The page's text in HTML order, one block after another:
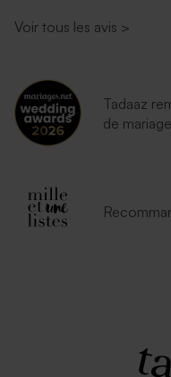
Voir tous les avis >
Tadaaz
de